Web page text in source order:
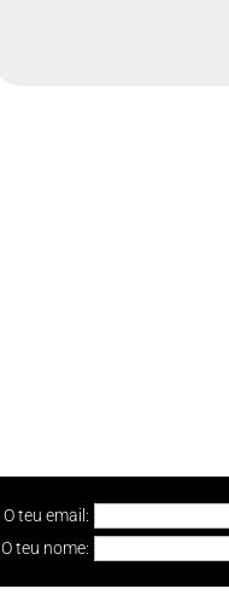
O teu email:
O teu nome: